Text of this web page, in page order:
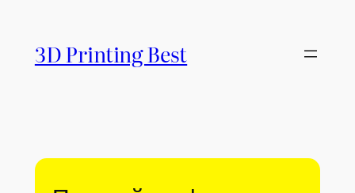
3D Printing Best